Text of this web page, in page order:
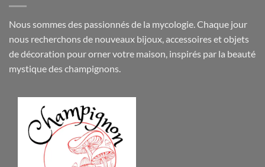
Nous sommes des passionnés de la mycologie. Chaque jour
nous recherchons de nouveaux bijoux,accessoireset objets
dedécoration pour orner votre maison, inspirés par la beauté
mystique des champignons.